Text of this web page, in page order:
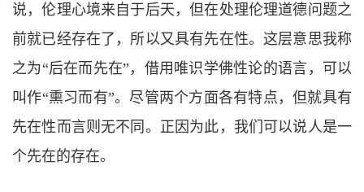
说，伦理心境来自于后天，但在处理伦理道德问题之
前就已经存在了，所以又具有先在性。这层意思我称
之为“后在而先在” ，借用唯识学佛性论的语言，可以
叫作“熏习而有”。尽管两个方面各有特点，但就具有
先在性而言则无不同。正因为此，我们可以说人是一
个先在的存在。